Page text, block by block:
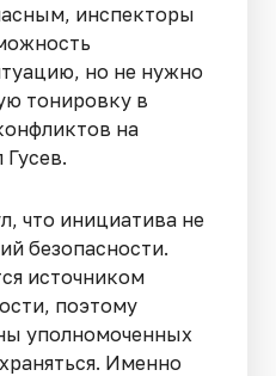
инспекторы
но не нужно
тонировку в
на
что инициатива не
безопасности.
источником
поэтому
уполномоченных
Именно